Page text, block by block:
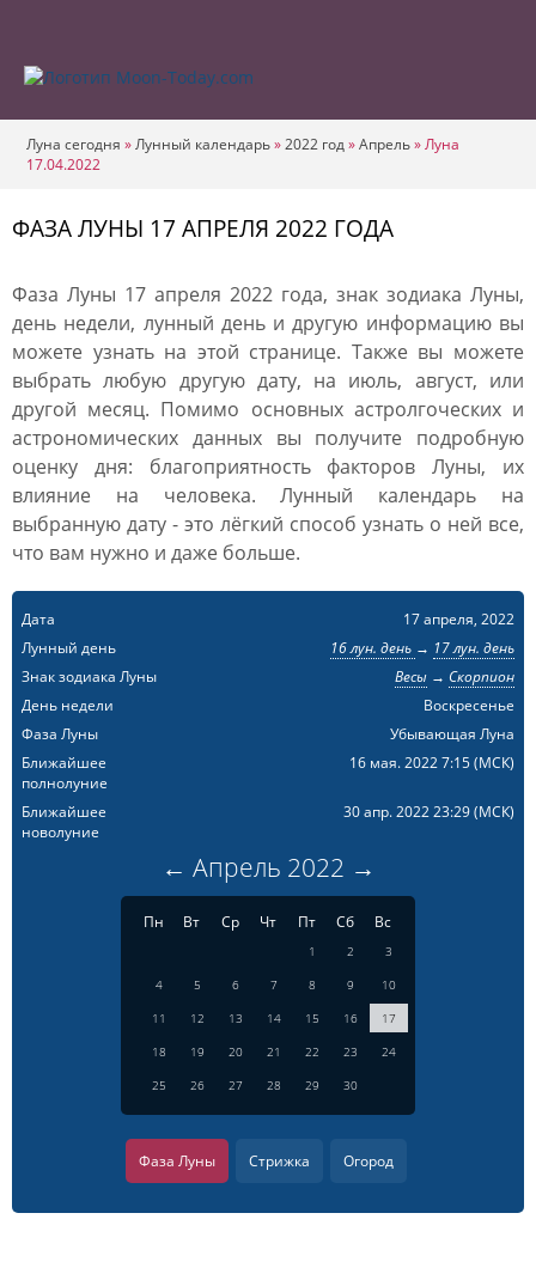
Луна сегодня »Лунный календарь»2022 год»Апрель»Луна
17.04.2022
ФАЗА ЛУНЫ 17 АПРЕЛЯ 2022 ГОДА
Фаза Луны 17 апреля 2022 года, знак зодиака Луны,
день недели, лунный день и другую информацию вы
можете узнать на этой странице. Также вы можете
выбрать любую другую дату, на июль, август, или
другой месяц. Помимо основных астролгоческих и
астрономических данных вы получите подробную
оценку дня: благоприятность факторов Луны, их
влияние на человека. Лунный календарь на
выбранную дату - это лёгкий способ узнать о ней все,
что вам нужно и даже больше.
Дата
17 апреля, 2022
Лунный день
16 лун. день → 17 лун. день
Знак зодиака Луны
Весы→ Скорпион
День недели
Воскресенье
Фаза Луны
Убывающая Луна
Ближайшее
полнолуние
16 мая. 2022 7:15(МСК)
Ближайшее
новолуние
30 апр. 2022 23:29(МСК)
← Апрель 2022 →
Пн Вт Ср Чт Пт Сб Вс
1 2
3
4
5 6 7 8 9
10
11
12 13 14 15 16
17
18
19 20 21 22 23
24
25
26 27 28 29 30
Фаза Луны Стрижка Огород